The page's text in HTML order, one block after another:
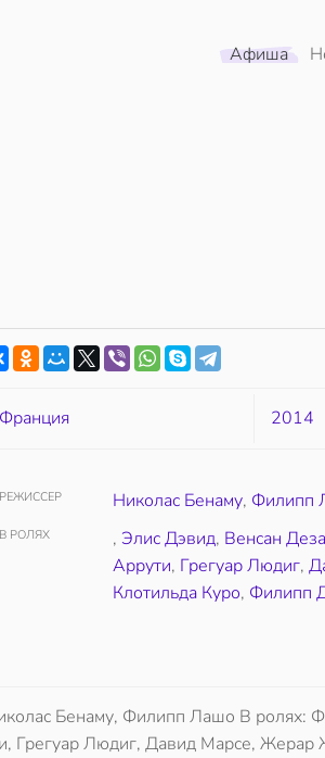
Афиша
Франция 2014
РЕЖИССЕР Николас Бенаму, Филипп
В РОЛЯХ ,Элис Дэвид, Венсан
Аррути, Грегуар Людиг,
Клотильда Куро, Филипп
Бенаму, Филипп Лашо В ролях:
Грегуар Людиг, Давид Марсе,